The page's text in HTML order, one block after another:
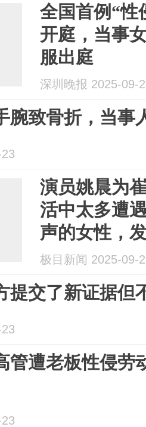
全国首例“性
开庭，当事
服出庭
深圳晚报 2025-09-
腕致骨折，当事
演员姚晨为
活中太多遭
声的女性，
的呐喊
极目新闻 2025-09-
提交了新证据但
管遭老板性侵劳